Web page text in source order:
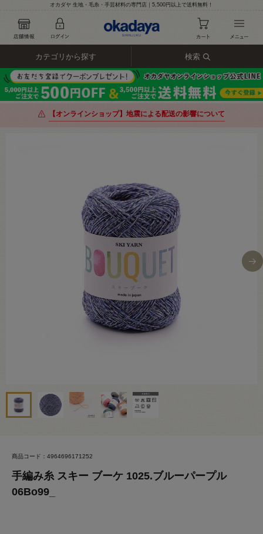
オカダヤ 生地・毛糸・手芸材料の専門店｜5,500円以上で送料無料！
カテゴリから探す 検索
【オンラインショップ】地震による配送の影響について
商品コード：4964696171252
手編み糸 スキー ブーケ 1025.ブルーパープル
06Bo99_